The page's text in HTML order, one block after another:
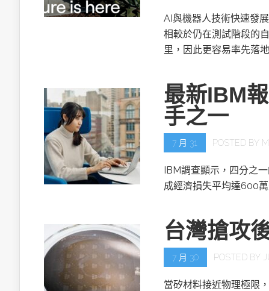
AI與機器人技術快速發
相較於仍在測試階段的
里，因此更容易率先落地
最新IBM
手之一
7 月 31 POSTED BY
IBM調查顯示，四分之
成經濟損失平均達600
台灣搶攻
7 月 30 POSTED BY
當矽材料接近物理極限